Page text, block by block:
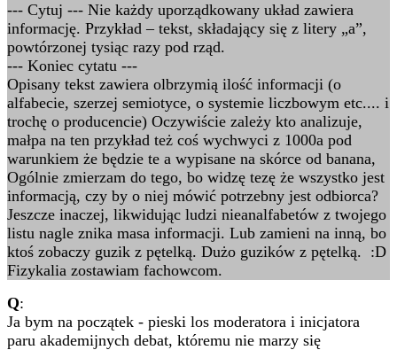
--- Cytuj --- Nie każdy uporządkowany układ zawiera
informację. Przykład – tekst, składający się z litery „a”,
powtórzonej tysiąc razy pod rząd.
--- Koniec cytatu ---
Opisany tekst zawiera olbrzymią ilość informacji (o
alfabecie, szerzej semiotyce, o systemie liczbowym etc.... i
trochę o producencie) Oczywiście zależy kto analizuje,
małpa na ten przykład też coś wychwyci z 1000a pod
warunkiem że będzie te a wypisane na skórce od banana,
Ogólnie zmierzam do tego, bo widzę tezę że wszystko jest
informacją, czy by o niej mówić potrzebny jest odbiorca?
Jeszcze inaczej, likwidując ludzi nieanalfabetów z twojego
listu nagle znika masa informacji. Lub zamieni na inną, bo
ktoś zobaczy guzik z pętelką. Dużo guzików z pętelką. :D
Fizykalia zostawiam fachowcom.
Q:
Ja bym na początek - pieski los moderatora i inicjatora
paru akademijnych debat, któremu nie marzy się